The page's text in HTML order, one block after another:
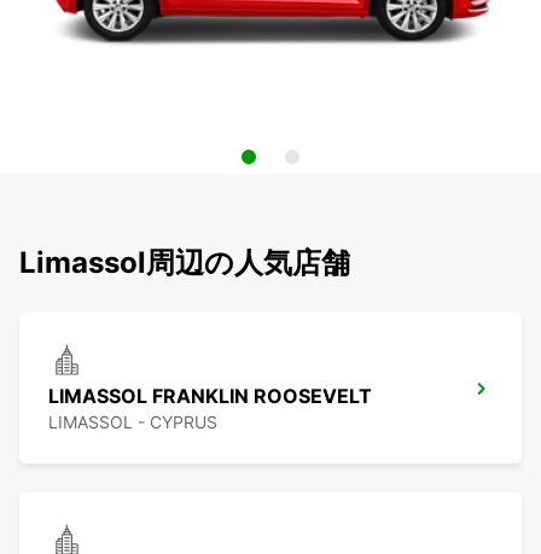
Limassol周辺の人気店舗
LIMASSOL FRANKLIN ROOSEVELT
LIMASSOL - CYPRUS